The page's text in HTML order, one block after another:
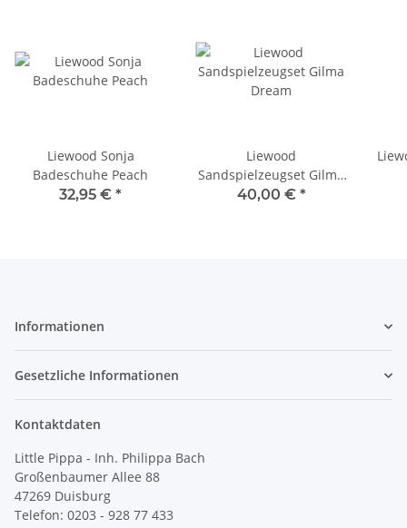
Liewood Sonja
Badeschuhe Peach
32,95 € *
Liewood
Sandspielzeugset Gilma
Dream
40,00 € *
Informationen
Gesetzliche Informationen
Kontaktdaten
Little Pippa - Inh. Philippa Bach
Großenbaumer Allee 88
47269 Duisburg
Telefon: 0203 - 928 77 433